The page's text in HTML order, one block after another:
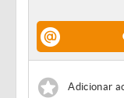
Adicionar